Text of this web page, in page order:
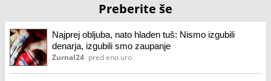
Preberite še
Najprej obljuba, nato hladen tuš: Nismo izgubili
denarja, izgubili smo zaupanje
Zurnal24 pred eno uro